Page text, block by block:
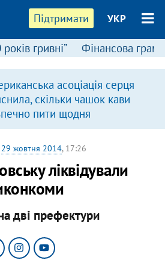
Підтримати УКР
років гривні” Фінансова
асоціація серця
скільки чашок кави
пити щодня
29 жовтня 2014, 17:26
ліквідували
дві префектури